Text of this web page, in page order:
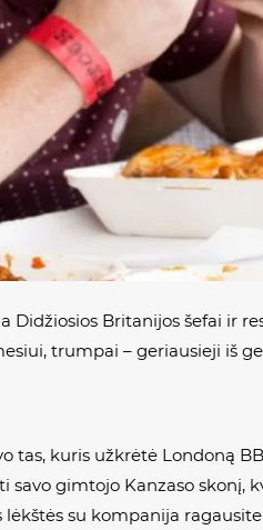
Britanijos šefai ir
trumpai – geriausieji iš
kuris užkrėtė Londoną
gimtojo Kanzaso skonį,
su kompanija